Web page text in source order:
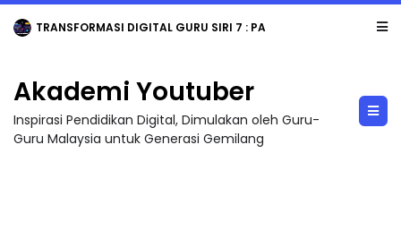
TRANSFORMASI DIGITAL GURU SIRI 7 : PAHLAWAN DIGITAL PENYELAMAT DUNIA
Akademi Youtuber
Inspirasi Pendidikan Digital, Dimulakan oleh Guru-
Guru Malaysia untuk Generasi Gemilang